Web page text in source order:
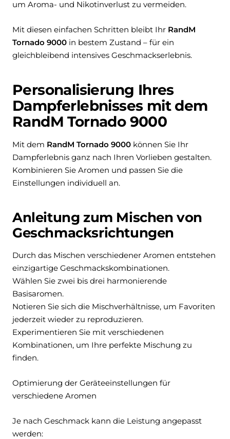
um Aroma- und Nikotinverlust zu vermeiden.
Mit diesen einfachen Schritten bleibt Ihr RandM
Tornado 9000 in bestem Zustand – für ein
gleichbleibend intensives Geschmackserlebnis.
Personalisierung Ihres
Dampferlebnisses mit dem
RandM Tornado 9000
Mit dem RandM Tornado 9000 können Sie Ihr
Dampferlebnis ganz nach Ihren Vorlieben gestalten.
Kombinieren Sie Aromen und passen Sie die
Einstellungen individuell an.
Anleitung zum Mischen von
Geschmacksrichtungen
Durch das Mischen verschiedener Aromen entstehen
einzigartige Geschmackskombinationen.
Wählen Sie zwei bis drei harmonierende
Basisaromen.
Notieren Sie sich die Mischverhältnisse, um Favoriten
jederzeit wieder zu reproduzieren.
Experimentieren Sie mit verschiedenen
Kombinationen, um Ihre perfekte Mischung zu
finden.
Optimierung der Geräteeinstellungen für
verschiedene Aromen
Je nach Geschmack kann die Leistung angepasst
werden: